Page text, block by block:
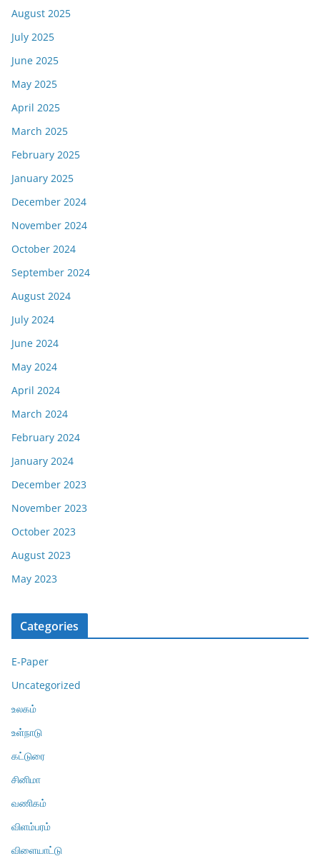
August 2025
July 2025
June 2025
May 2025
April 2025
March 2025
February 2025
January 2025
December 2024
November 2024
October 2024
September 2024
August 2024
July 2024
June 2024
May 2024
April 2024
March 2024
February 2024
January 2024
December 2023
November 2023
October 2023
August 2023
May 2023
Categories
E-Paper
Uncategorized
உலகம்
உள்நாடு
கட்டுரை
சினிமா
வணிகம்
விளம்பரம்
விளையாட்டு